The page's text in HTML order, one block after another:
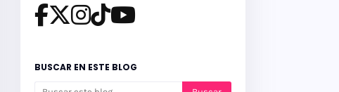
BUSCAR EN ESTE BLOG